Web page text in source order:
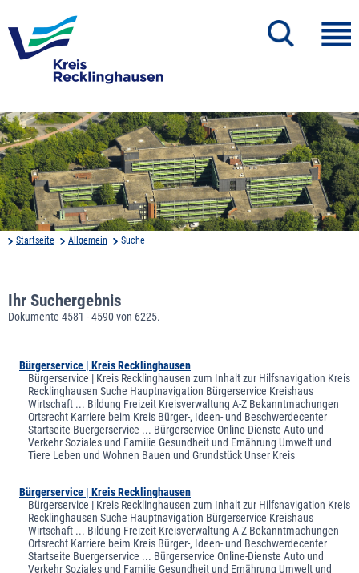
Startseite Allgemein Suche
Ihr Suchergebnis
Dokumente 4581 - 4590 von 6225.
Bürgerservice | Kreis Recklinghausen
Bürgerservice | Kreis Recklinghausen zum Inhalt zur Hilfsnavigation Kreis
Recklinghausen Suche Hauptnavigation Bürgerservice Kreishaus
Wirtschaft ... Bildung Freizeit Kreisverwaltung A-Z Bekanntmachungen
Ortsrecht Karriere beim Kreis Bürger-, Ideen- und Beschwerdecenter
Startseite Buergerservice ... Bürgerservice Online-Dienste Auto und
Verkehr Soziales und Familie Gesundheit und Ernährung Umwelt und
Tiere Leben und Wohnen Bauen und Grundstück Unser Kreis
Bürgerservice | Kreis Recklinghausen
Bürgerservice | Kreis Recklinghausen zum Inhalt zur Hilfsnavigation Kreis
Recklinghausen Suche Hauptnavigation Bürgerservice Kreishaus
Wirtschaft ... Bildung Freizeit Kreisverwaltung A-Z Bekanntmachungen
Ortsrecht Karriere beim Kreis Bürger-, Ideen- und Beschwerdecenter
Startseite Buergerservice ... Bürgerservice Online-Dienste Auto und
Verkehr Soziales und Familie Gesundheit und Ernährung Umwelt und